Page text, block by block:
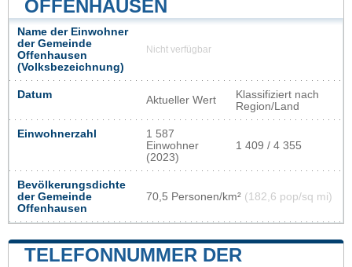
OFFENHAUSEN
Name der Einwohner
der Gemeinde
Offenhausen
(Volksbezeichnung)
Nicht verfügbar
Datum Aktueller Wert
Klassifiziert nach
Region/Land
Einwohnerzahl
1 587
Einwohner
(2023)
1 409 / 4 355
Bevölkerungsdichte
der Gemeinde
Offenhausen
70,5 Personen/km² (182,6 pop/sq mi)
TELEFONNUMMER DER